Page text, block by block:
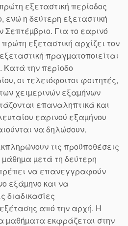
εξεταστική περίοδος
ενώ η δεύτερη εξεταστική
Σεπτέµβριο. Για το εαρινό
εξεταστική αρχίζει τον
πραγµατοποιείται
Κατά την περίοδο
οι τελειόφοιτοι φοιτητές,
χειµερινών εξαµήνων
επαναληπτικά και
εαρινού εξαµήνου
να δηλώσουν.
τις προϋποθέσεις
µετά τη δεύτερη
να επανεγγραφούν
εξάµηνο και να
διαδικασίες
από την αρχή. Η
µαθήµατα εκφράζεται στην